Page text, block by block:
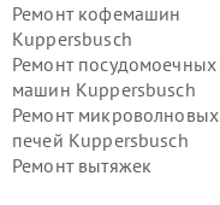
Ремонт кофемашин
Kuppersbusch
Ремонт посудомоечных
машин Kuppersbusch
Ремонт микроволновых
печей Kuppersbusch
Ремонт вытяжек